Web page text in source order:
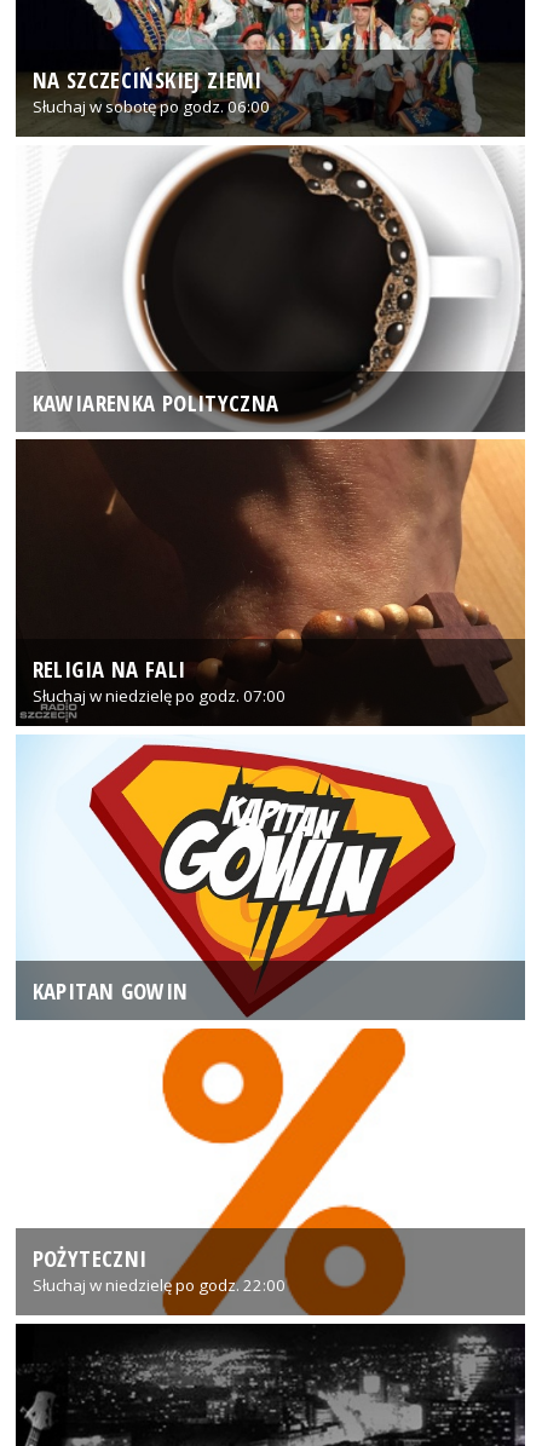
NA SZCZECIŃSKIEJ ZIEMI
Słuchaj w sobotę po godz. 06:00
KAWIARENKA POLITYCZNA
RELIGIA NA FALI
Słuchaj w niedzielę po godz. 07:00
KAPITAN GOWIN
POŻYTECZNI
Słuchaj w niedzielę po godz. 22:00